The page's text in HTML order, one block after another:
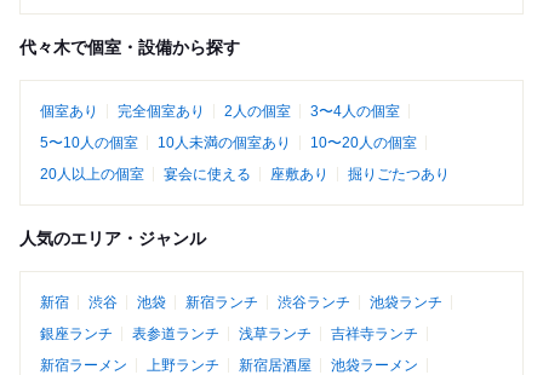
代々木で個室・設備から探す
個室あり 完全個室あり 2人の個室
3〜4人の個室
5〜10人の個室
10人未満の個室あり
10〜20人の個室
20人以上の個室
宴会に使える 座敷あり 掘りごたつあり
人気のエリア・ジャンル
新宿 渋谷 池袋 新宿ランチ 渋谷ランチ
池袋ランチ
銀座ランチ
表参道ランチ 浅草ランチ
吉祥寺ランチ
新宿ラーメン
上野ランチ 新宿居酒屋
池袋ラーメン